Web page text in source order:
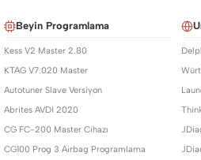
Beyin Programlama
Kess V2 Master 2.80
KTAG V7.020 Master
Autotuner Slave Versiyon
Abrites AVDI 2020
CG FC-200 Master Cihazı
CG100 Prog 3 Airbag Programlama